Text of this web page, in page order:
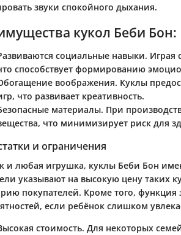
звуки спокойного дыхания.
кукол Беби Бон:
социальные навыки. Играя
способствует формированию
воображения. Куклы
что развивает креативность.
материалы. При
что минимизирует риск для
и ограничения
и любая игрушка, куклы Беби Бон
указывают на высокую цену таких
покупателей. Кроме того, функция
если ребёнок слишком
стоимость. Для некоторых